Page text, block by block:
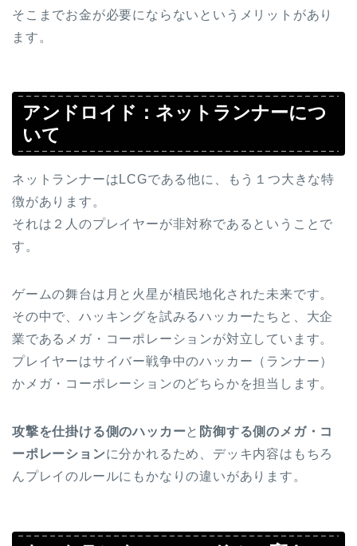
そこまでお金が必要にならないというメリットがあり
ます。
アンドロイド：ネットランナーにつ
いて
ネットランナーはLCGである他に、もう１つ大きな特
徴があります。
それは２人のプレイヤーが非対称であるということで
す。
ゲームの舞台は月と火星が植民地化された未来です。
その中で、ハッキングを試みるハッカーたちと、大企
業であるメガ・コーポレーションが対立しています。
プレイヤーはサイバー戦争中のハッカー（ランナー）
かメガ・コーポレーションのどちらかを担当します。
攻撃を仕掛ける側のハッカーと 防御する側のメガ・コ
ーポレーションに分かれるため、デッキ内容はもちろ
んプレイのルールにもかなりの違いがあります。